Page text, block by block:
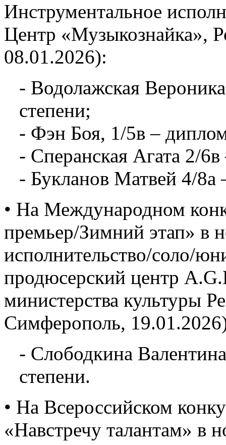
Инструментальное
Центр «Музыкознайка»,
08.01.2026):
- Водолажская
степени;
- Фэн Боя, 1/5в –
- Сперанская Агата 2/
- Букланов Матвей 4/8а
• На Международном
премьер/Зимний этап» в
исполнительство/соло/
продюсерский центр
министерства культуры
Симферополь,
- Слободкина
степени.
• На Всероссийском
«Навстречу талантам» в